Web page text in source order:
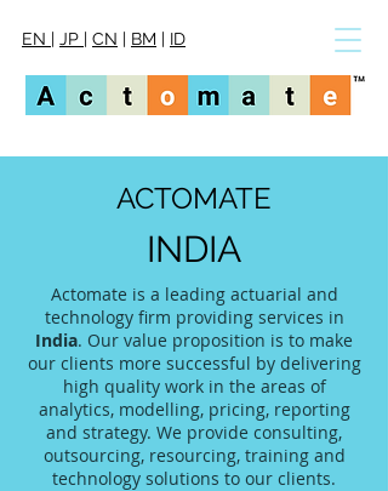
EN | JP | CN | BM | ID
ACTOMATE
INDIA
Actomate is a leading actuarial and
technology firm providing services in
India. Our value proposition is to make
our clients more successful by delivering
high quality work in the areas of
analytics, modelling, pricing, reporting
and strategy. We provide consulting,
outsourcing, resourcing, training and
technology solutions to our clients.